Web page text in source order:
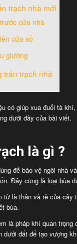
trạch nhà mới
cửa nhà
cửa sổ
giường
trấn trạch nhà
có giúp xua đuổi tà
dưới đây của bài viết.
là gì ?
để bảo vệ ngôi nhà
Đây cũng là loại bùa
từ là thân và rễ của
bùa.
là pháp khí quan
dưới đất để tạo vượng